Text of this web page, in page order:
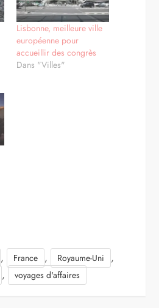
Lisbonne, meilleure ville
européenne pour
accueillir des congrès
Dans "Villes"
, France , Royaume-Uni ,
, voyages d'affaires